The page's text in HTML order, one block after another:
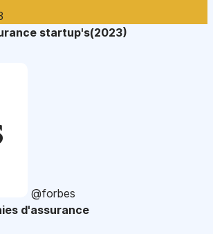
startup's(2023)
@forbes
d'assurance